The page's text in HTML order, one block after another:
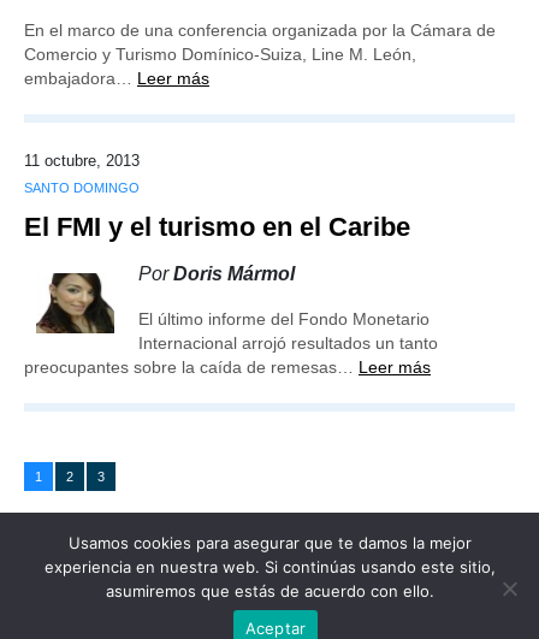
En el marco de una conferencia organizada por la Cámara de
Comercio y Turismo Domínico-Suiza, Line M. León,
embajadora… Leer más
11 octubre, 2013
SANTO DOMINGO
El FMI y el turismo en el Caribe
PorDoris Mármol
El último informe del Fondo Monetario
Internacional arrojó resultados un tanto
preocupantes sobre la caída de remesas… Leer más
1 2 3
Usamos cookies para asegurar que te damos la mejor
experiencia en nuestra web. Si continúas usando este sitio,
asumiremos que estás de acuerdo con ello.
Aceptar
Publicidad Redacción Contacto
Todos los derechos reservados